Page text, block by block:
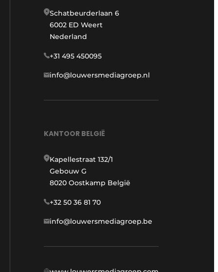
Schatbeurderlaan 6
6002 ED Weert
Nederland
+31 495 450095
info@louwersmediagroep.nl
KANTOOR BELGIË
Kapellestraat 132/1
Gebouw G
8020 Oostkamp België
+32 50 36 81 70
info@louwersmediagroep.be